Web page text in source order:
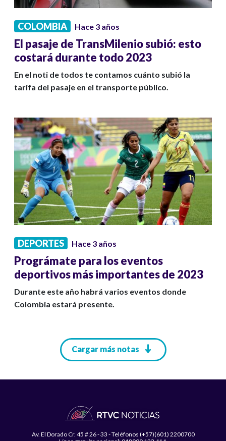
COLOMBIA Hace 3 años
El pasaje de TransMilenio subió: esto
costará durante todo 2023
En el noti de todos te contamos cuánto subió la
tarifa del pasaje en el transporte público.
DEPORTES Hace 3 años
Prográmate para los eventos
deportivos más importantes de 2023
Durante este año habrá varios eventos donde
Colombia estará presente.
Cargar más notas
Av. El Dorado Cr. 45 # 26 - 33 - Teléfonos (+57)(601) 2200700